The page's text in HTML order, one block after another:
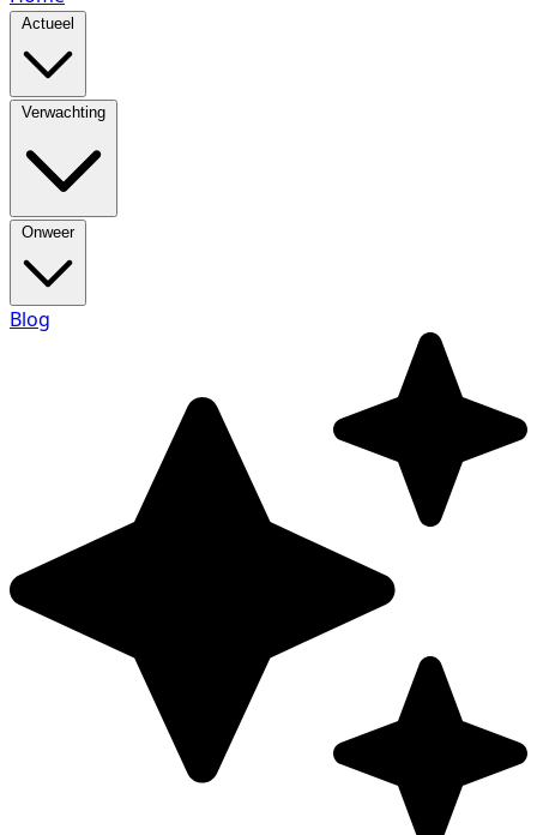
Actueel
Verwachting
Onweer
Blog